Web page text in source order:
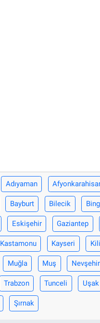
Adıyaman
Bayburt Bilecik
Eskişehir Gaziantep
Kastamonu Kayseri
Muğla Muş Nevşehir
Trabzon Tunceli Uşak
Şırnak